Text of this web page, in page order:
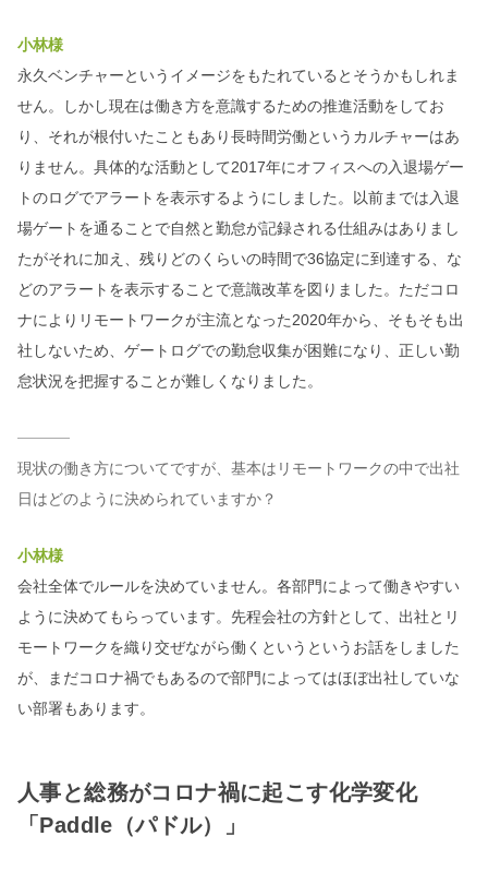
小林様
永久ベンチャーというイメージをもたれているとそうかもしれま
せん。しかし現在は働き方を意識するための推進活動をしてお
り、それが根付いたこともあり長時間労働というカルチャーはあ
りません。具体的な活動として2017年にオフィスへの入退場ゲー
トのログでアラートを表示するようにしました。以前までは入退
場ゲートを通ることで自然と勤怠が記録される仕組みはありまし
たがそれに加え、残りどのくらいの時間で36協定に到達する、な
どのアラートを表示することで意識改革を図りました。ただコロ
ナによりリモートワークが主流となった2020年から、そもそも出
社しないため、ゲートログでの勤怠収集が困難になり、正しい勤
怠状況を把握することが難しくなりました。
現状の働き方についてですが、基本はリモートワークの中で出社
日はどのように決められていますか？
小林様
会社全体でルールを決めていません。各部門によって働きやすい
ように決めてもらっています。先程会社の方針として、出社とリ
モートワークを織り交ぜながら働くというというお話をしました
が、まだコロナ禍でもあるので部門によってはほぼ出社していな
い部署もあります。
人事と総務がコロナ禍に起こす化学変化
「Paddle（パドル）」